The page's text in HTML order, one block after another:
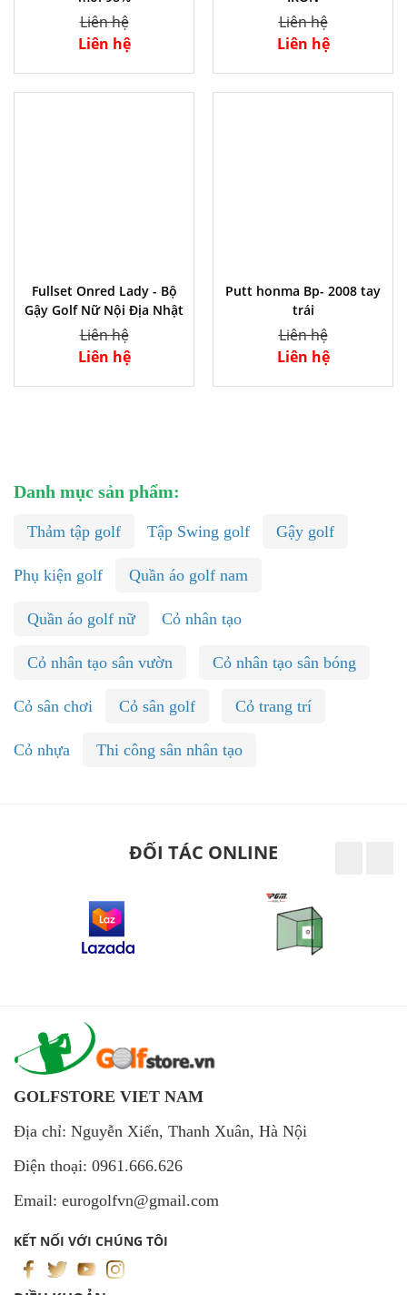
Liên hệ
Liên hệ
Liên hệ
Liên hệ
Fullset Onred Lady - Bộ
Gậy Golf Nữ Nội Địa Nhật
Liên hệ
Liên hệ
Putt honma Bp- 2008 tay
trái
Liên hệ
Liên hệ
Danh mục sản phẩm:
Thảm tập golf Tập Swing golf Gậy golf
Phụ kiện golf Quần áo golf nam
Quần áo golf nữ Cỏ nhân tạo
Cỏ nhân tạo sân vườn Cỏ nhân tạo sân bóng
Cỏ sân chơi Cỏ sân golf Cỏ trang trí
Cỏ nhựa Thi công sân nhân tạo
ĐỐI TÁC ONLINE
GOLFSTORE VIET NAM
Địa chỉ: Nguyễn Xiển, Thanh Xuân, Hà Nội
Điện thoại: 0961.666.626
Email: eurogolfvn@gmail.com
KẾT NỐI VỚI CHÚNG TÔI